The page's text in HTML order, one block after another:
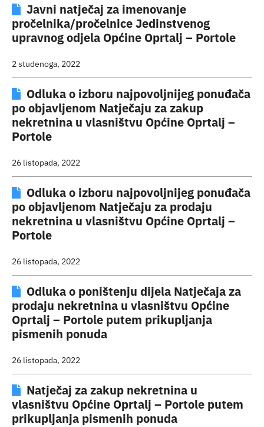
Javni natječaj za imenovanje
pročelnika/pročelnice Jedinstvenog
upravnog odjela Općine Oprtalj – Portole
2 studenoga, 2022
Odluka o izboru najpovoljnijeg ponuđača
po objavljenom Natječaju za zakup
nekretnina u vlasništvu Općine Oprtalj –
Portole
26 listopada, 2022
Odluka o izboru najpovoljnijeg ponuđača
po objavljenom Natječaju za prodaju
nekretnina u vlasništvu Općine Oprtalj –
Portole
26 listopada, 2022
Odluka o poništenju dijela Natječaja za
prodaju nekretnina u vlasništvu Općine
Oprtalj – Portole putem prikupljanja
pismenih ponuda
26 listopada, 2022
Natječaj za zakup nekretnina u
vlasništvu Općine Oprtalj – Portole putem
prikupljanja pismenih ponuda